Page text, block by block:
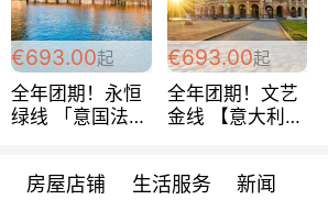
€693.00起
全年团期！永恒
绿线 「意国法
欧/天起 ~包拼房
€693.00起
全年团期！文艺
金线 【意大利一
每周铁发！
房屋店铺 生活服务 新闻